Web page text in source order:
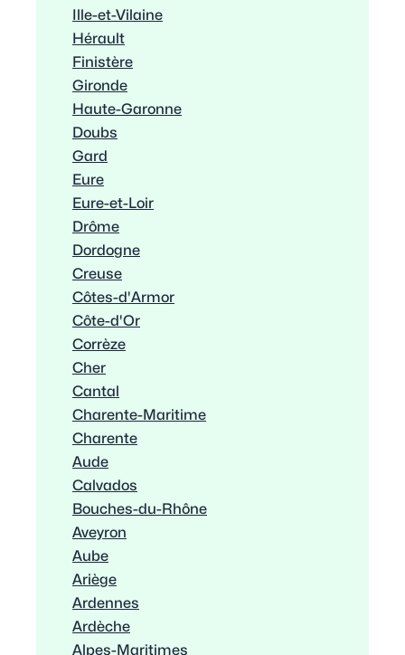
Ille-et-Vilaine
Hérault
Finistère
Gironde
Haute-Garonne
Doubs
Gard
Eure
Eure-et-Loir
Drôme
Dordogne
Creuse
Côtes-d'Armor
Côte-d'Or
Corrèze
Cher
Cantal
Charente-Maritime
Charente
Aude
Calvados
Bouches-du-Rhône
Aveyron
Aube
Ariège
Ardennes
Ardèche
Alpes-Maritimes